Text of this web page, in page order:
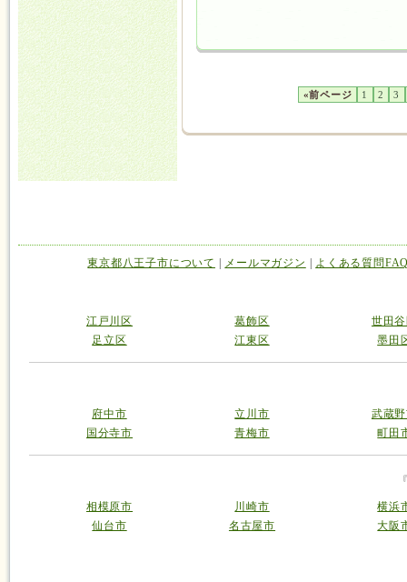
«前ページ 1 2 3
東京都八王子市について メールマガジン よくある質問
江戸川区 葛飾区
世田
足立区
江東区 墨田
府中市 立川市
武蔵
国分寺市
青梅市 町田
相模原市 川崎市
横浜
仙台市
名古屋市 大阪